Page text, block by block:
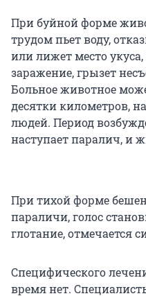
При буйной форме
трудом пьет воду,
или лижет место
заражение, грызет
Больное животное
десятки километров,
людей. Период
наступает паралич, и
При тихой форме
параличи, голос
глотание, отмечается
Специфического
время нет.